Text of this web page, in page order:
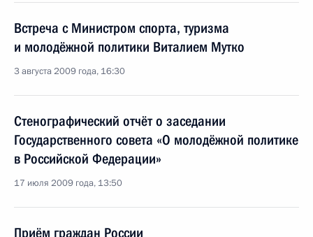
Встреча с Министром спорта, туризма
и молодёжной политики Виталием Мутко
3 августа 2009 года, 16:30
Стенографический отчёт о заседании
Государственного совета «О молодёжной политике
в Российской Федерации»
17 июля 2009 года, 13:50
Приём граждан России